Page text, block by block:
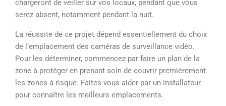
chargeront de veiller sur vos locaux, pendant que vous
serez absent, notamment pendant la nuit.
La réussite de ce projet dépend essentiellement du choix
de l’emplacement des caméras de surveillance vidéo.
Pour les déterminer, commencez par faire un plan de la
zone à protéger en prenant soin de couvrir premièrement
les zones à risque. Faites-vous aider par un installateur
pour connaître les meilleurs emplacements.